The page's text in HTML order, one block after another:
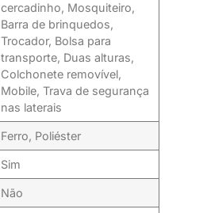
cercadinho, Mosquiteiro,
Barra de brinquedos,
Trocador, Bolsa para
transporte, Duas alturas,
Colchonete removível,
Mobile, Trava de segurança
nas laterais
Ferro, Poliéster
Sim
Não